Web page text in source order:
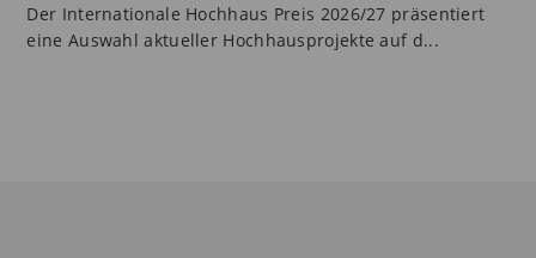
Der Internationale Hochhaus Preis 2026/27 präsentiert
eine Auswahl aktueller Hochhausprojekte auf d...